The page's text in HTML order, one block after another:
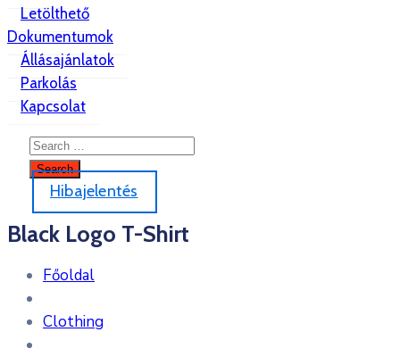
Letölthető
Dokumentumok
Állásajánlatok
Parkolás
Kapcsolat
Hibajelentés
Black Logo T-Shirt
Főoldal
Clothing